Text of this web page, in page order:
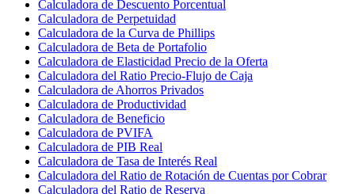
Calculadora de Descuento Porcentual
Calculadora de Perpetuidad
Calculadora de la Curva de Phillips
Calculadora de Beta de Portafolio
Calculadora de Elasticidad Precio de la Oferta
Calculadora del Ratio Precio-Flujo de Caja
Calculadora de Ahorros Privados
Calculadora de Productividad
Calculadora de Beneficio
Calculadora de PVIFA
Calculadora de PIB Real
Calculadora de Tasa de Interés Real
Calculadora del Ratio de Rotación de Cuentas por Cobrar
Calculadora del Ratio de Reserva